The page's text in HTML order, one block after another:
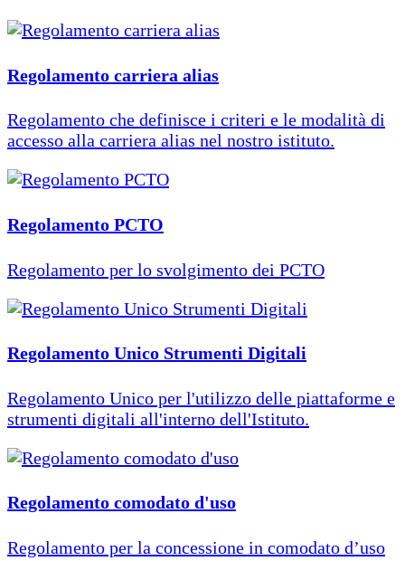
Regolamento carriera alias
Regolamento che definisce i criteri e le modalità di
accesso alla carriera alias nel nostro istituto.
Regolamento PCTO
Regolamento per lo svolgimento dei PCTO
Regolamento Unico Strumenti Digitali
Regolamento Unico per l'utilizzo delle piattaforme e
strumenti digitali all'interno dell'Istituto.
Regolamento comodato d'uso
Regolamento per la concessione in comodato d’uso